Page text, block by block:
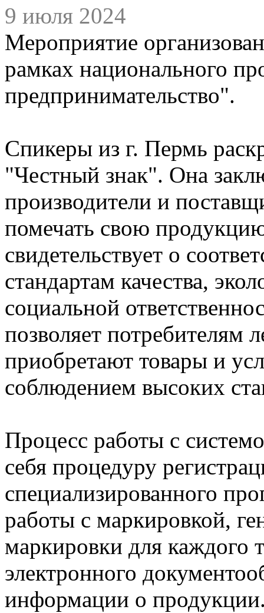
9 июля 2024
Мероприятие
рамках национального
предпринимательство".
Спикеры из г. Пермь
"Честный знак". Она
производители и
помечать свою
свидетельствует о
стандартам качества,
социальной
позволяет потребителям
приобретают товары и
соблюдением высоких
Процесс работы с
себя процедуру
специализированного
работы с маркировкой,
маркировки для каждого
электронного
информации о